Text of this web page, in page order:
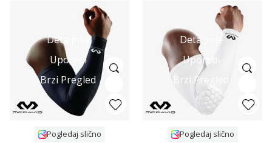
Detaljnije
Uporedi
Brzi Pregled
Pogledaj slično
Detaljnije
Uporedi
Brzi Pregled
Pogledaj slično